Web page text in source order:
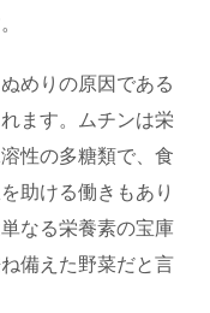
めりの原因である
ます。ムチンは栄
性の多糖類で、食
助ける働きもあり
なる栄養素の宝庫
備えた野菜だと言